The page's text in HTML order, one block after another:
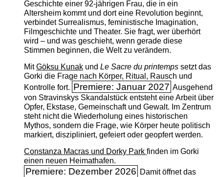
Geschichte einer 92-jährigen Frau, die in ein
Altersheim kommt und dort eine Revolution beginnt,
verbindet Surrealismus, feministische Imagination,
Filmgeschichte und Theater. Sie fragt, wer überhört
wird – und was geschieht, wenn gerade diese
Stimmen beginnen, die Welt zu verändern.
MitGöksu Kunakund Le Sacre du printempssetzt das
Gorki die Frage nach Körper, Ritual, Rausch und
Kontrolle fort. Premiere: Januar 2027 Ausgehend
von Stravinskys Skandalstück entsteht eine Arbeit über
Opfer, Ekstase, Gemeinschaft und Gewalt. Im Zentrum
steht nicht die Wiederholung eines historischen
Mythos, sondern die Frage, wie Körper heute politisch
markiert, diszipliniert, gefeiert oder geopfert werden.
Constanza Macras und Dorky Park finden im Gorki
einen neuen Heimathafen.
Premiere: Dezember 2026 Damit öffnet das